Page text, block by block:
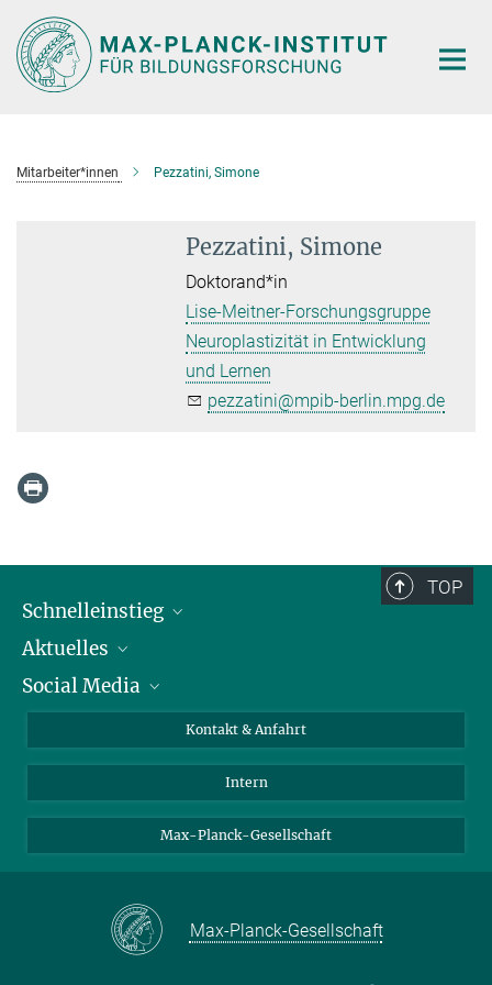
Hauptinhalt
Mitarbeiter*innen Pezzatini, Simone
Pezzatini, Simone
Doktorand*in
Lise-Meitner-Forschungsgruppe
Neuroplastizität in Entwicklung
und Lernen
pezzatini@mpib-berlin.mpg.de
TOP
Schnelleinstieg
Personen
Pressebereich
Aktuelles
Stellenangebote
Social Media
LinkedIn
Kontakt & Anfahrt
Intern
Max-Planck-Gesellschaft
Max-Planck-Gesellschaft